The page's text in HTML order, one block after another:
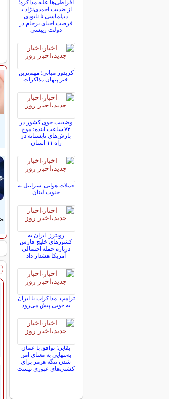
افراطی‌ها علیه مذاکره؛
از ضدیت احمدی‌نژاد با
دیپلماسی تا نابودی
فرصت احیای برجام در
دولت رییسی
کریدور میانی؛ مهم‌ترین
خبر پنهان مذاکرات
وضعیت جوی کشور در
۷۲ ساعت آینده؛ موج
بارش‌های تابستانه در
راه ۱۱ استان
حملات هوایی اسراییل به
جنوب لبنان
رویترز: ایران به
کشورهای خلیج فارس
درباره حمله احتمالی
آمریکا هشدار داد
ترامپ: مذاکرات با ایران
به خوبی پیش می‌رود
بقایی: توافق با عمان
به‌تنهایی به معنای امن
شدن تنگه هرمز برای
کشتی‌های عبوری نیست